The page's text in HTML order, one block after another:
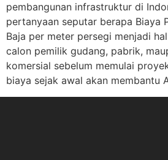
pembangunan infrastruktur di
pertanyaan seputar berapa Biaya
Baja per meter persegi menjadi
calon pemilik gudang, pabrik,
komersial sebelum memulai
biaya sejak awal akan membantu